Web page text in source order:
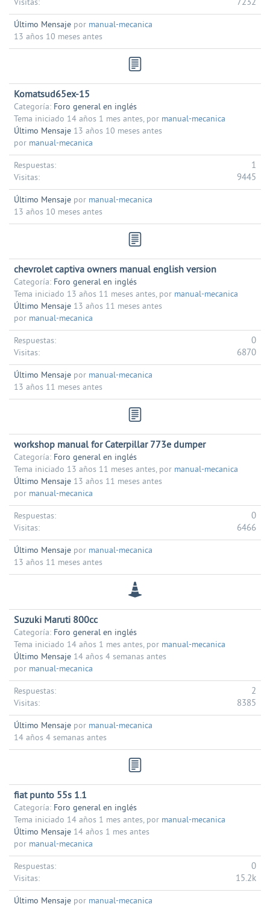
Visitas: 7232
Último Mensaje por manual-mecanica
13 años 10 meses antes
Komatsud65ex-15
Categoría: Foro general en inglés
Tema iniciado 14 años 1 mes antes, por manual-mecanica
Último Mensaje 13 años 10 meses antes
por manual-mecanica
Respuestas: 1
Visitas: 9445
Último Mensaje por manual-mecanica
13 años 10 meses antes
chevrolet captiva owners manual english version
Categoría: Foro general en inglés
Tema iniciado 13 años 11 meses antes, por manual-mecanica
Último Mensaje 13 años 11 meses antes
por manual-mecanica
Respuestas: 0
Visitas: 6870
Último Mensaje por manual-mecanica
13 años 11 meses antes
workshop manual for Caterpillar 773e dumper
Categoría: Foro general en inglés
Tema iniciado 13 años 11 meses antes, por manual-mecanica
Último Mensaje 13 años 11 meses antes
por manual-mecanica
Respuestas: 0
Visitas: 6466
Último Mensaje por manual-mecanica
13 años 11 meses antes
Suzuki Maruti 800cc
Categoría: Foro general en inglés
Tema iniciado 14 años 1 mes antes, por manual-mecanica
Último Mensaje 14 años 4 semanas antes
por manual-mecanica
Respuestas: 2
Visitas: 8385
Último Mensaje por manual-mecanica
14 años 4 semanas antes
fiat punto 55s 1.1
Categoría: Foro general en inglés
Tema iniciado 14 años 1 mes antes, por manual-mecanica
Último Mensaje 14 años 1 mes antes
por manual-mecanica
Respuestas: 0
Visitas: 15.2k
Último Mensaje por manual-mecanica